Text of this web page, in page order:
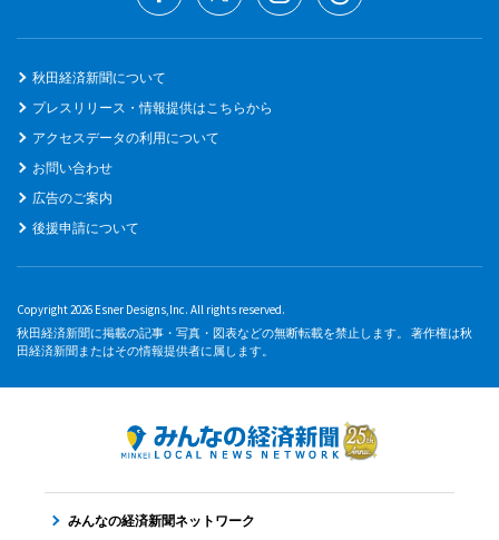
秋田経済新聞について
プレスリリース・情報提供はこちらから
アクセスデータの利用について
お問い合わせ
広告のご案内
後援申請について
Copyright 2026 Esner Designs,Inc. All rights reserved.
秋田経済新聞に掲載の記事・写真・図表などの無断転載を禁止します。 著作権は秋
田経済新聞またはその情報提供者に属します。
みんなの経済新聞ネットワーク